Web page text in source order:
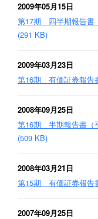
2009年05月15日
第17期 四半期報告書
(291 KB)
2009年03月23日
第16期 有価証券報告
2008年09月25日
第16期 半期報告書（
(509 KB)
2008年03月21日
第15期 有価証券報告
2007年09月25日